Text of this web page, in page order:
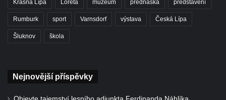
Krásná Lípa Loreta muzeum přednáška představení
Rumburk sport Varnsdorf výstava Česká Lípa
Šluknov škola
Nejnovější příspěvky